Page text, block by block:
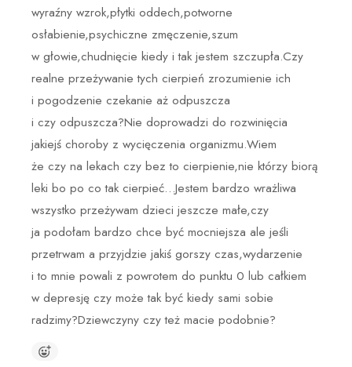
wyraźny wzrok,płytki oddech,potworne
osłabienie,psychiczne zmęczenie,szum
w głowie,chudnięcie kiedy i tak jestem szczupła.Czy
realne przeżywanie tych cierpień zrozumienie ich
i pogodzenie czekanie aż odpuszcza
i czy odpuszcza?Nie doprowadzi do rozwinięcia
jakiejś choroby z wycięczenia organizmu.Wiem
że czy na lekach czy bez to cierpienie,nie którzy biorą
leki bo po co tak cierpieć…Jestem bardzo wrażliwa
wszystko przeżywam dzieci jeszcze małe,czy
ja podołam bardzo chce być mocniejsza ale jeśli
przetrwam a przyjdzie jakiś gorszy czas,wydarzenie
i to mnie powali z powrotem do punktu 0 lub całkiem
w depresję czy może tak być kiedy sami sobie
radzimy?Dziewczyny czy też macie podobnie?